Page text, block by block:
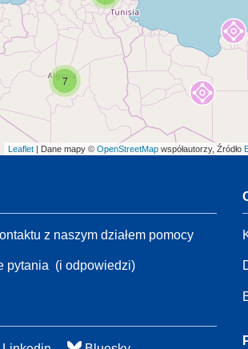
2
54
7
Leaflet | Dane mapy © OpenStreetMap współautorzy, Źródło
z naszym działem pomocy
pytania (i odpowiedzi)